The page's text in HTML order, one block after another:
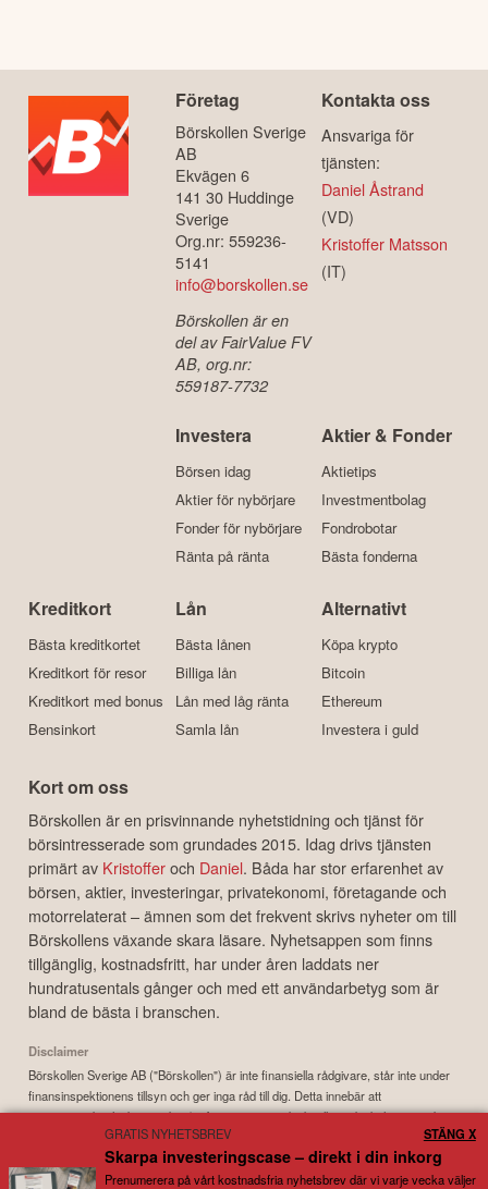
Företag
Börskollen Sverige
AB
Ekvägen 6
141 30 Huddinge
Sverige
Org.nr: 559236-
5141
info@borskollen.se
Börskollen är en
del av FairValue FV
AB, org.nr:
559187-7732
Kontakta oss
Ansvariga för
tjänsten:
Daniel Åstrand
(VD)
Kristoffer Matsson
(IT)
Investera
Börsen idag
Aktier för nybörjare
Fonder för nybörjare
Ränta på ränta
Aktier & Fonder
Aktietips
Investmentbolag
Fondrobotar
Bästa fonderna
Kreditkort
Bästa kreditkortet
Kreditkort för resor
Kreditkort med bonus
Bensinkort
Lån
Bästa lånen
Billiga lån
Lån med låg ränta
Samla lån
Alternativt
Köpa krypto
Bitcoin
Ethereum
Investera i guld
Kort om oss
Börskollen är en prisvinnande nyhetstidning och tjänst för
börsintresserade som grundades 2015. Idag drivs tjänsten
primärt av Kristofferoch Daniel. Båda har stor erfarenhet av
börsen, aktier, investeringar, privatekonomi, företagande och
motorrelaterat – ämnen som det frekvent skrivs nyheter om till
Börskollens växande skara läsare. Nyhetsappen som finns
tillgänglig, kostnadsfritt, har under åren laddats ner
hundratusentals gånger och med ett användarbetyg som är
bland de bästa i branschen.
Disclaimer
Börskollen Sverige AB ("Börskollen") är inte finansiella rådgivare, står inte under
finansinspektionens tillsyn och ger inga råd till dig. Detta innebär att
investeringsbeslut baserade på information som direkt eller indirekt härrörande
från Börskollen eller personer med koppling till Börskollen, alltid fattas
självständigt av investeraren. Börskollen frånsäger sig allt ansvar för eventuell
förlust eller skada av vad slag det må vara som grundar sig på användandet av
GRATIS NYHETSBREV
Skarpa investeringscase – direkt i din inkorg
Prenumerera på vårt kostnadsfria nyhetsbrev där vi varje vecka väljer
STÄNG X